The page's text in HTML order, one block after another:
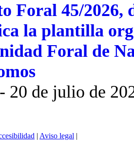
Foral 45/2026,
la plantilla
Foral de
20 de julio de
| Aviso legal |